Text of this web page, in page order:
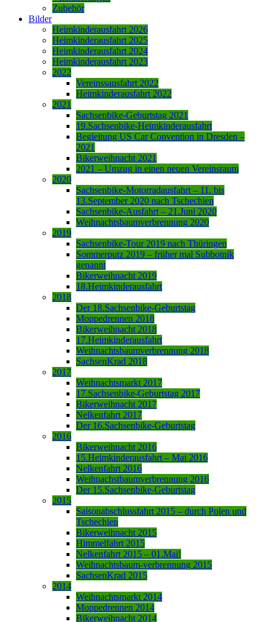
Zubehör
Bilder
Heimkinderausfahrt 2026
Heimkinderausfahrt 2025
Heimkinderausfahrt 2024
Heimkinderausfahrt 2023
2022
Vereinssausfahrt 2022
Heimkinderausfahrt 2022
2021
Sachsenbike-Geburtstag 2021
19.Sachsenbike-Heimkinderausfahrt
Begleitung US Car Convention in Dresden –
2021
Bikerweihnacht 2021
2021 – Umzug in einen neuen Vereinsraum
2020
Sachsenbike-Motorradausfahrt – 11. bis
13.September 2020 nach Tschechien
Sachsenbike-Ausfahrt – 21.Juni 2020
Weihnachtsbaumverbrennung 2020
2019
Sachsenbike-Tour 2019 nach Thüringen
Sommerputz 2019 – früher mal Subbotnik
genannt
Bikerweihnacht 2019
18.Heimkinderausfahrt
2018
Der 18.Sachsenbike-Geburtstag
Moppedrennen 2018
Bikerweihnacht 2018
17.Heimkinderausfahrt
Weihnachtsbaumverbrennung 2018
SachsenKrad 2018
2017
Weihnachtsmarkt 2017
17.Sachsenbike-Geburtstag 2017
Bikerweihnacht 2017
Nelkenfahrt 2017
Der 16.Sachsenbike-Geburtstag
2016
Bikerweihnacht 2016
15.Heimkinderausfahrt – Mai 2016
Nelkenfahrt 2016
Weihnachstbaumverbrennung 2016
Der 15.Sachsenbike-Geburtstag
2015
Saisonabschlussfahrt 2015 – durch Polen und
Tschechien
Bikerweihnacht 2015
Himmelfahrt 2015
Nelkenfahrt 2015 – 01.Mai!
Weihnachtsbaum-verbrennung 2015
SachsenKrad 2015
2014
Weihnachtsmarkt 2014
Moppedrennen 2014
Bikerweihnacht 2014